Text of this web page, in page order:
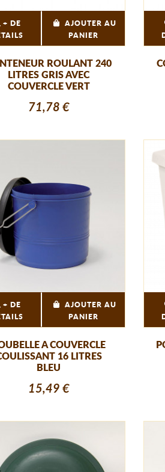
+ DE
AJOUTER AU
PANIER
ROULANT 240
LITRES GRIS AVEC
COUVERCLE VERT
71,78 €
+ DE
AJOUTER AU
PANIER
A COUVERCLE
16 LITRES
BLEU
15,49 €